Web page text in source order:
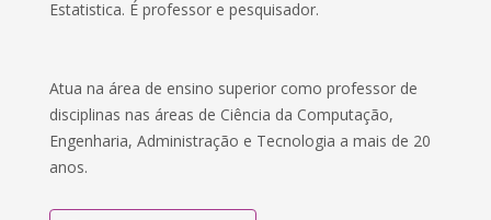
Estatistica. É professor e pesquisador.
Atua na área de ensino superior como professor de
disciplinas nas áreas de Ciência da Computação,
Engenharia, Administração e Tecnologia a mais de 20
anos.